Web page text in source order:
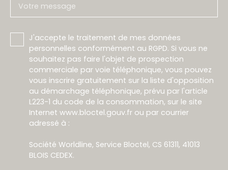
Votre message
J'accepte le traitement de mes données
personnelles conformément au RGPD. Si vous ne
souhaitez pas faire l'objet de prospection
commerciale par voie téléphonique, vous pouvez
vous inscrire gratuitement sur la liste d'opposition
au démarchage téléphonique, prévu par l'article
L223-1 du code de la consommation, sur le site
Internet www.bloctel.gouv.fr ou par courrier
adressé à :
Société Worldline, Service Bloctel, CS 61311, 41013
BLOIS CEDEX.